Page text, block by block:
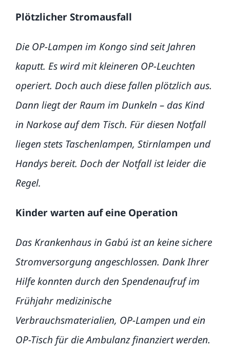
Plötzlicher Stromausfall
Die OP-Lampen im Kongo sind seit Jahren
kaputt. Es wird mit kleineren OP-Leuchten
operiert. Doch auch diese fallen plötzlich aus.
Dann liegt der Raum im Dunkeln – das Kind
in Narkose auf dem Tisch. Für diesen Notfall
liegen stets Taschenlampen, Stirnlampen und
Handys bereit. Doch der Notfall ist leider die
Regel.
Kinder warten auf eine Operation
Das Krankenhaus in Gabú ist an keine sichere
Stromversorgung angeschlossen. Dank Ihrer
Hilfe konnten durch den Spendenaufruf im
Frühjahr medizinische
Verbrauchsmaterialien, OP-Lampen und ein
OP-Tisch für die Ambulanz finanziert werden.